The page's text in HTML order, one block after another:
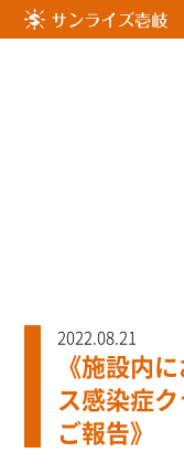
《施設内
ス感染症
ご報告》
2022.08.21